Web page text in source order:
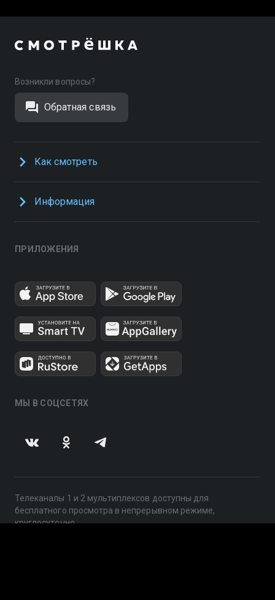
Возникли вопросы?
Обратная связь
Как смотреть
Информация
ПРИЛОЖЕНИЯ
МЫ В СОЦСЕТЯХ
Телеканалы 1 и 2 мультиплексов доступны для
бесплатного просмотра в непрерывном режиме,
круглосуточно.